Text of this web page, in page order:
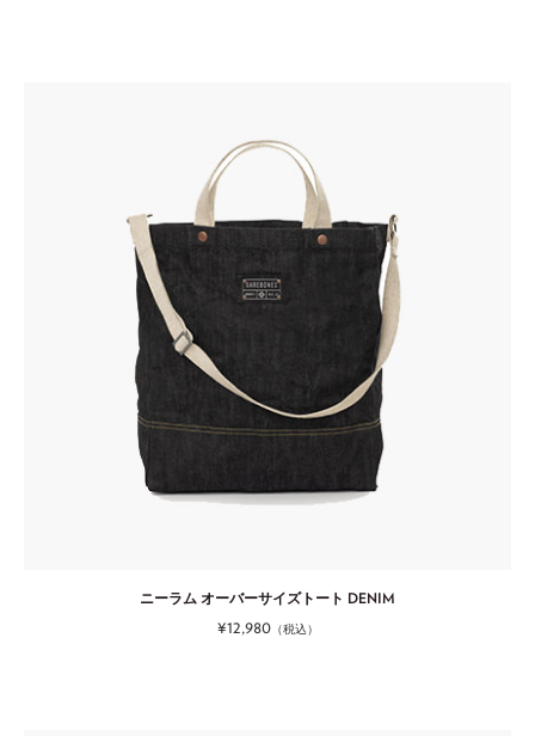
ニーラム オーバーサイズトート DENIM
¥12,980（税込）